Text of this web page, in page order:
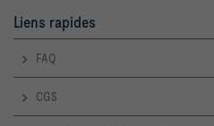
Liens rapides
FAQ
CGS